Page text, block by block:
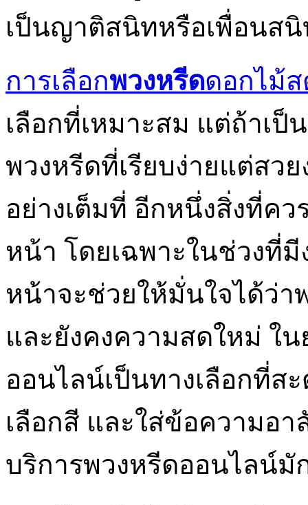
เป็นญาติสนิทหรือเพื่อนส
การเลือกพวงหรีดดอกไม้
เลือกที่เหมาะสม แต่ถ้าเป็
พวงหรีดที่เรียบง่ายแต่สว
อย่างเต็มที่ อีกหนึ่งสิ่งที่ค
หน้า โดยเฉพาะในช่วงที่
หน้าจะช่วยให้มั่นใจได้ว่า
และยังคงความสดใหม่ ใ
ออนไลน์เป็นทางเลือกที่ส
เลือกสี และใส่ข้อความอ
บริการพวงหรีดออนไลน์มั